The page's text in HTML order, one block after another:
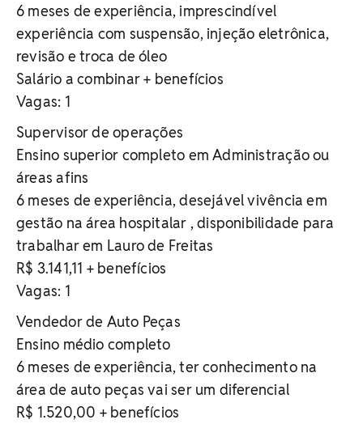
6 meses de experiência, imprescindível
experiência com suspensão, injeção eletrônica,
revisão e troca de óleo
Salário a combinar + benefícios
Vagas: 1
Supervisor de operações
Ensino superior completo em Administração ou
áreas afins
6 meses de experiência, desejável vivência em
gestão na área hospitalar , disponibilidade para
trabalhar em Lauro de Freitas
R$ 3.141,11 + benefícios
Vagas: 1
Vendedor de Auto Peças
Ensino médio completo
6 meses de experiência, ter conhecimento na
área de auto peças vai ser um diferencial
R$ 1.520,00 + benefícios